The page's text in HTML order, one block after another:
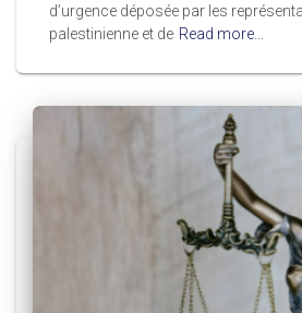
d’urgence déposée par les
palestinienne et de Read more…